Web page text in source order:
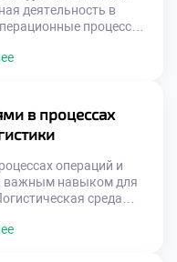
деятельность в
процессы
глобальные цели
целей в задачи
Многие организации
между […]
в процессах
операций и
важным навыком для
среда
эффективность и